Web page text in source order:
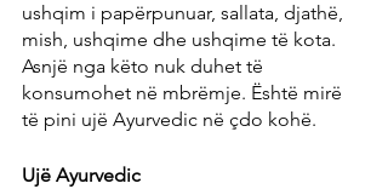
ushqim i papërpunuar, sallata, djathë,
mish, ushqime dhe ushqime të kota.
Asnjë nga këto nuk duhet të
konsumohet në mbrëmje. Është mirë
të pini ujë Ayurvedic në çdo kohë.
Ujë Ayurvedic